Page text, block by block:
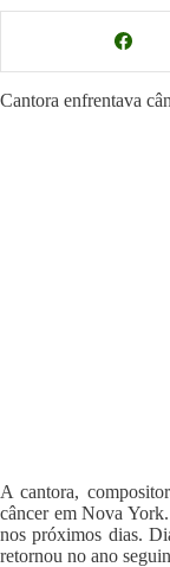
Cantora enfrentava
A cantora,
câncer em Nova
nos próximos dias.
retornou no ano